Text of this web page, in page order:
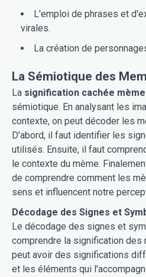
L'emploi de phrases et
virales.
La création de
La Sémiotique des
La signification cachée
sémiotique. En analysant les
contexte, on peut décoder les
D'abord, il faut identifier les
utilisés. Ensuite, il faut
le contexte du mème.
de comprendre comment les
sens et influencent notre
Décodage des Signes et
Le décodage des signes et
comprendre la signification des
peut avoir des significations
et les éléments qui